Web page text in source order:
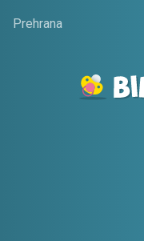
Prehrana